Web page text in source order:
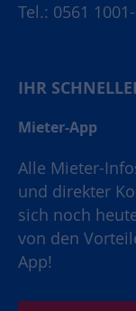
Tel.: 0561
IHR
Mieter-App
Alle Mieter-
und direkter
sich noch
von den
App!